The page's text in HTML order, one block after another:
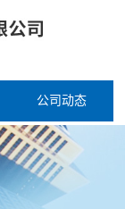
公司动态